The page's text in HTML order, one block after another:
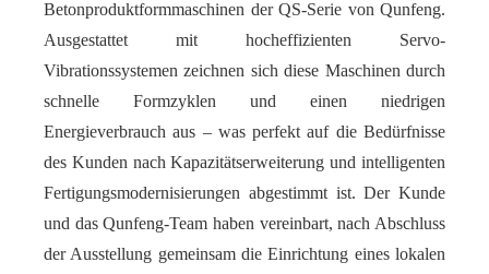
Betonproduktformmaschinen der QS-Serie von Qunfeng.
Ausgestattet mit hocheffizienten Servo-
Vibrationssystemen zeichnen sich diese Maschinen durch
schnelle Formzyklen und einen niedrigen
Energieverbrauch aus – was perfekt auf die Bedürfnisse
des Kunden nach Kapazitätserweiterung und intelligenten
Fertigungsmodernisierungen abgestimmt ist. Der Kunde
und das Qunfeng-Team haben vereinbart, nach Abschluss
der Ausstellung gemeinsam die Einrichtung eines lokalen